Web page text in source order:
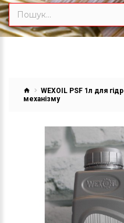
WEXOIL PSF 1л для
механізму